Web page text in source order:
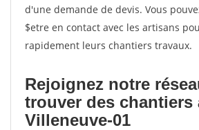
d'une demande de devis. Vous
$etre en contact avec les artisans
rapidement leurs chantiers travaux.
Rejoignez notre
trouver des chantiers
Villeneuve-01